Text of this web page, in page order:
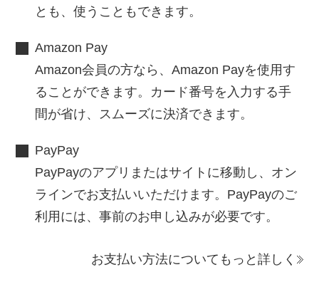
とも、使うこともできます。
Amazon Pay
Amazon会員の方なら、Amazon Payを使用す
ることができます。カード番号を入力する手
間が省け、スムーズに決済できます。
PayPay
PayPayのアプリまたはサイトに移動し、オン
ラインでお支払いいただけます。PayPayのご
利用には、事前のお申し込みが必要です。
お支払い方法についてもっと詳しく